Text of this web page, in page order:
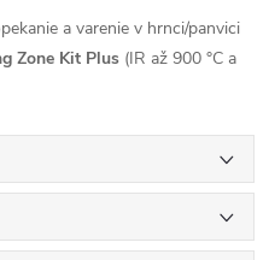
a varenie v hrnci/panvici
Zone Kit Plus (IR až 900 °C a